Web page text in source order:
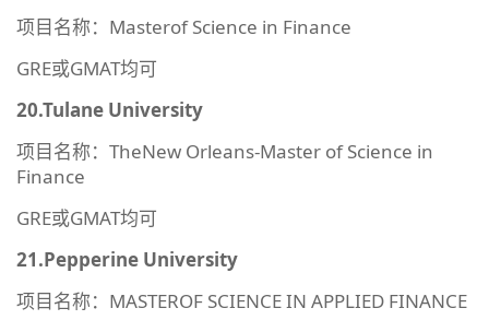
项目名称：Masterof Science in Finance
GRE或GMAT均可
20.Tulane University
项目名称：TheNew Orleans-Master of Science in
Finance
GRE或GMAT均可
21.Pepperine University
项目名称：MASTEROF SCIENCE IN APPLIED FINANCE